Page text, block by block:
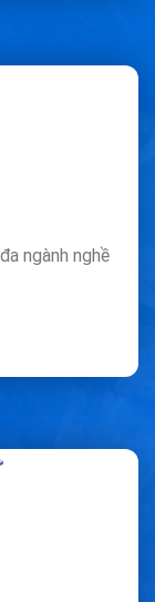
ngành nghề